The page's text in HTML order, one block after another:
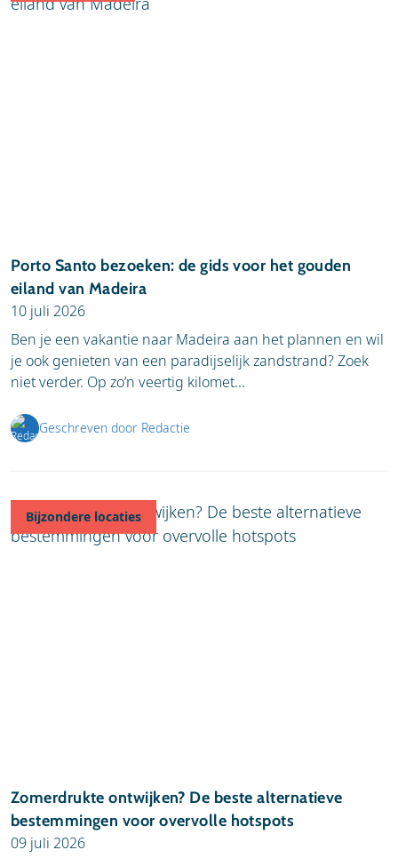
Porto Santo bezoeken: de gids voor het gouden
eiland van Madeira
10 juli 2026
Ben je een vakantie naar Madeira aan het plannen en wil
je ook genieten van een paradijselijk zandstrand? Zoek
niet verder. Op zo’n veertig kilomet...
Geschreven door Redactie
Bijzondere locaties
Zomerdrukte ontwijken? De beste alternatieve
bestemmingen voor overvolle hotspots
09 juli 2026